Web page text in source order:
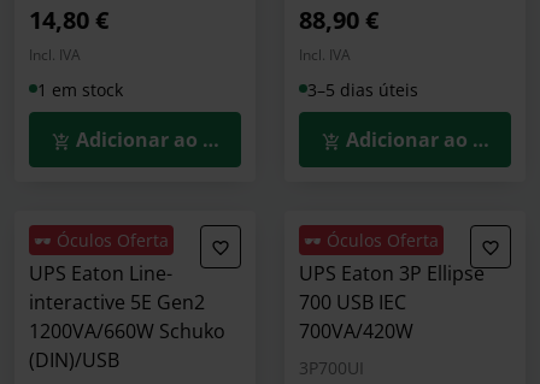
14,80 €
Incl. IVA
1 em stock
Adicionar ao Carrinho
88,90 €
Incl. IVA
3–5 dias úteis
Adicionar ao
🕶️ Óculos Oferta
UPS Eaton Line-
interactive 5E Gen2
1200VA/660W Schuko
(DIN)/USB
🕶️ Óculos Oferta
UPS Eaton 3P Ellipse
700 USB IEC
700VA/420W
3P700UI